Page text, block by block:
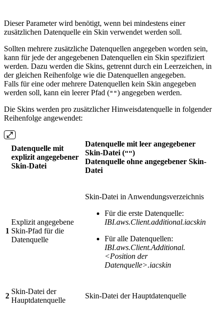
Dieser Parameter wird benötigt, wenn bei mindestens einer
zusätzlichen Datenquelle ein Skin verwendet werden soll.
Sollten mehrere zusätzliche Datenquellen angegeben worden sein,
kann für jede der angegebenen Datenquellen ein Skin spezifiziert
werden. Dazu werden die Skins, getrennt durch ein Leerzeichen, in
der gleichen Reihenfolge wie die Datenquellen angegeben.
Falls für eine oder mehrere Datenquellen kein Skin angegeben
werden soll, kann ein leerer Pfad ("") angegeben werden.
Die Skins werden pro zusätzlicher Hinweisdatenquelle in folgender
Reihenfolge angewendet:
Datenquelle mit
explizit angegebener
Skin-Datei
Datenquelle mit leer angegebener
Skin-Datei ("")
Datenquelle ohne angegebener Skin-
Datei
1
Explizit angegebene
Skin-Pfad für die
Datenquelle
Skin-Datei in Anwendungsverzeichnis
Für die erste Datenquelle:
IBI.aws.Client.additional.iacskin
Für alle Datenquellen:
IBI.aws.Client.Additional.
<Position der
Datenquelle>.iacskin
2
Skin-Datei der
Hauptdatenquelle
Skin-Datei der Hauptdatenquelle